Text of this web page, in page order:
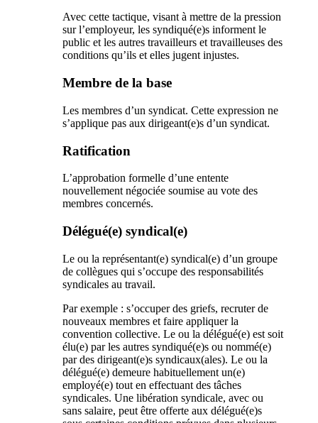
Avec cette tactique, visant à mettre de la pression
sur l’employeur, les syndiqué(e)s informent le
public et les autres travailleurs et travailleuses des
conditions qu’ils et elles jugent injustes.
Membre de la base
Les membres d’un syndicat. Cette expression ne
s’applique pas aux dirigeant(e)s d’un syndicat.
Ratification
L’approbation formelle d’une entente
nouvellement négociée soumise au vote des
membres concernés.
Délégué(e) syndical(e)
Le ou la représentant(e) syndical(e) d’un groupe
de collègues qui s’occupe des responsabilités
syndicales au travail.
Par exemple : s’occuper des griefs, recruter de
nouveaux membres et faire appliquer la
convention collective. Le ou la délégué(e) est soit
élu(e) par les autres syndiqué(e)s ou nommé(e)
par des dirigeant(e)s syndicaux(ales). Le ou la
délégué(e) demeure habituellement un(e)
employé(e) tout en effectuant des tâches
syndicales. Une libération syndicale, avec ou
sans salaire, peut être offerte aux délégué(e)s